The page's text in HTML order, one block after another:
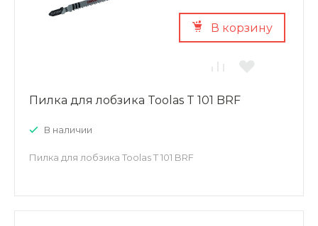
В корзину
Пилка для лобзика Toolas T 101 BRF
В наличии
Пилка для лобзика Toolas T 101 BRF